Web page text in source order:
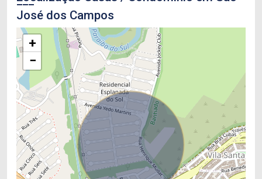
José dos Campos
+
−